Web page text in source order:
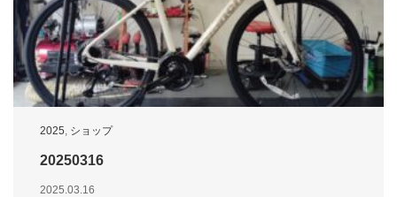
2025 ショップ
20250316
2025.03.16